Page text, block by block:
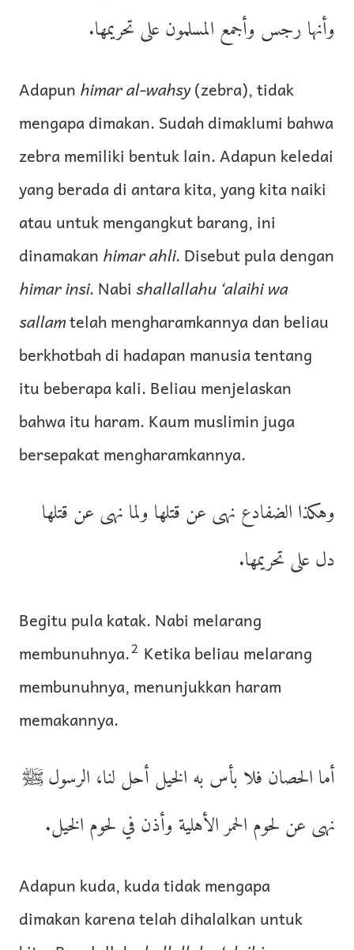
وأنها رجس وأجمع المسلمون على تحريمها.
Adapun himar al-wahsy(zebra), tidak
mengapa dimakan. Sudah dimaklumi bahwa
zebra memiliki bentuk lain. Adapun keledai
yang berada di antara kita, yang kita naiki
atau untuk mengangkut barang, ini
dinamakan himar ahli. Disebut pula dengan
himar insi. Nabi shallallahu ‘alaihi wa
sallamtelah mengharamkannya dan beliau
berkhotbah di hadapan manusia tentang
itu beberapa kali. Beliau menjelaskan
bahwa itu haram. Kaum muslimin juga
bersepakat mengharamkannya.
وهكذا الضفادع نهى عن قتلها ولما نهى عن قتلها
دل على تحريمها.
Begitu pula katak. Nabi melarang
membunuhnya.2 Ketika beliau melarang
membunuhnya, menunjukkan haram
memakannya.
أما الحصان فلا بأس به الخيل أحل لنا، الرسول ﷺ
نهى عن لحوم الحمر الأهلية وأذن في لحوم الخيل.
Adapun kuda, kuda tidak mengapa
dimakan karena telah dihalalkan untuk